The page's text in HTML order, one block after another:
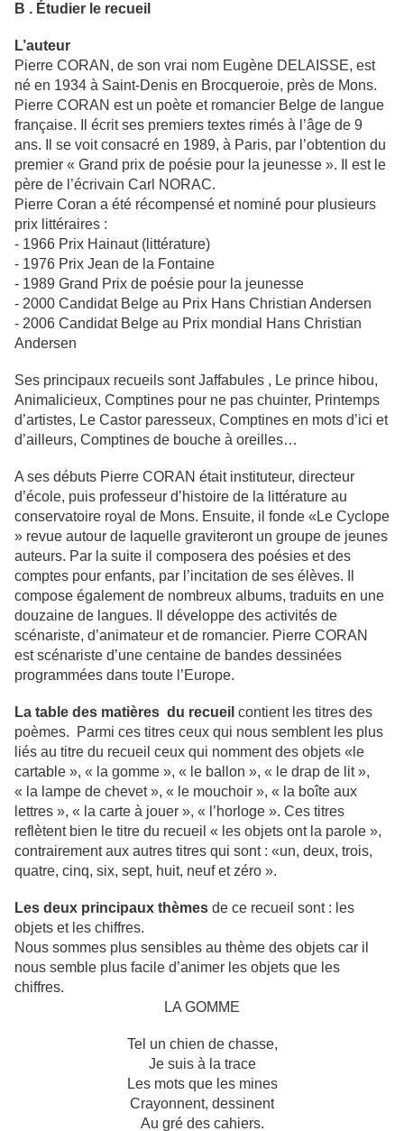
B . Étudier le recueil
L’auteur
Pierre CORAN, de son vrai nom Eugène DELAISSE, est
né en 1934 à Saint-Denis en Brocqueroie, près de Mons.
Pierre CORAN est un poète et romancier Belge de langue
française. Il écrit ses premiers textes rimés à l’âge de 9
ans. Il se voit consacré en 1989, à Paris, par l’obtention du
premier « Grand prix de poésie pour la jeunesse ». Il est le
père de l’écrivain Carl NORAC.
Pierre Coran a été récompensé et nominé pour plusieurs
prix littéraires :
- 1966 Prix Hainaut (littérature)
- 1976 Prix Jean de la Fontaine
- 1989 Grand Prix de poésie pour la jeunesse
- 2000 Candidat Belge au Prix Hans Christian Andersen
- 2006 Candidat Belge au Prix mondial Hans Christian
Andersen
Ses principaux recueils sont Jaffabules , Le prince hibou,
Animalicieux, Comptines pour ne pas chuinter, Printemps
d’artistes, Le Castor paresseux, Comptines en mots d’ici et
d’ailleurs, Comptines de bouche à oreilles…
A ses débuts Pierre CORAN était instituteur, directeur
d’école, puis professeur d’histoire de la littérature au
conservatoire royal de Mons. Ensuite, il fonde «Le Cyclope
» revue autour de laquelle graviteront un groupe de jeunes
auteurs. Par la suite il composera des poésies et des
comptes pour enfants, par l’incitation de ses élèves. Il
compose également de nombreux albums, traduits en une
douzaine de langues. Il développe des activités de
scénariste, d’animateur et de romancier. Pierre CORAN
est scénariste d’une centaine de bandes dessinées
programmées dans toute l’Europe.
La table des matières du recueil contient les titres des
poèmes. Parmi ces titres ceux qui nous semblent les plus
liés au titre du recueil ceux qui nomment des objets «le
cartable », « la gomme », « le ballon », « le drap de lit »,
« la lampe de chevet », « le mouchoir », « la boîte aux
lettres », « la carte à jouer », « l’horloge ». Ces titres
reflètent bien le titre du recueil « les objets ont la parole »,
contrairement aux autres titres qui sont : «un, deux, trois,
quatre, cinq, six, sept, huit, neuf et zéro ».
Les deux principaux thèmes de ce recueil sont : les
objets et les chiffres.
Nous sommes plus sensibles au thème des objets car il
nous semble plus facile d’animer les objets que les
chiffres.
LA GOMME
Tel un chien de chasse,
Je suis à la trace
Les mots que les mines
Crayonnent, dessinent
Au gré des cahiers.